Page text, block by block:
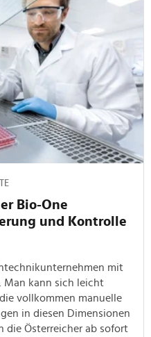
Bio-One
und Kontrolle
mit
Man kann sich leicht
vollkommen manuelle
in diesen Dimensionen
die Österreicher ab sofort